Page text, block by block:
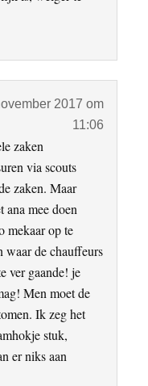
2017 om
11:06
zaken
via scouts
zaken. Maar
ana mee doen
mekaar op te
waar de chauffeurs
ver gaande! je
Men moet de
Ik zeg het
stuk,
er niks aan